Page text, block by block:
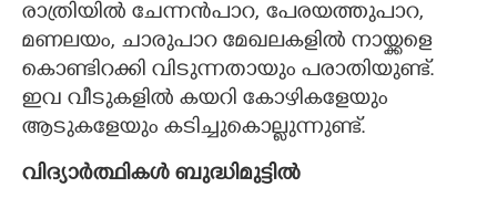
രാത്രിയിൽ ചേന്നൻപാറ, പേരയത്തുപാറ,
മണലയം, ചാരുപാറ മേഖലകളിൽ നായ്ക്കളെ
കൊണ്ടിറക്കി വിടുന്നതായും പരാതിയുണ്ട്.
ഇവ വീടുകളിൽ കയറി കോഴികളേയും
ആടുകളേയും കടിച്ചുകൊല്ലുന്നുണ്ട്.
വിദ്യാ‌ർത്ഥികൾ ബുദ്ധിമുട്ടിൽ